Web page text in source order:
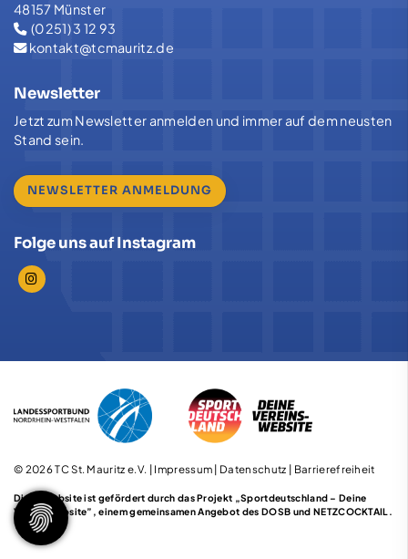
48157 Münster
(0251) 3 12 93
kontakt@tcmauritz.de
Newsletter
Jetzt zum Newsletter anmelden und immer auf dem neusten
Stand sein.
NEWSLETTER ANMELDUNG
Folge uns auf Instagram
© 2026 TC St. Mauritz e.V. | Impressum | Datenschutz | Barrierefreiheit
Diese Website ist gefördert durch das Projekt „Sportdeutschland – Deine
Vereinswebsite” , einem gemeinsamen Angebot des DOSB und NETZCOCKTAIL.